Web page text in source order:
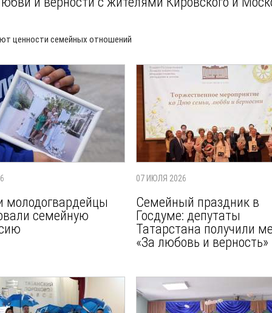
ценности семейных отношений
молодогвардейцы
семейную
07 ИЮЛЯ 2026
Семейный праздник в
Госдуме: депутаты
Татарстана получили
«За любовь и верность»